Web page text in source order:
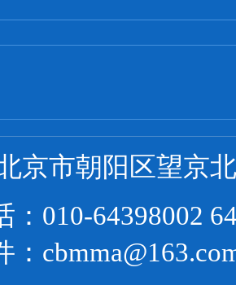
京市朝阳区望京
：010-64398002
：